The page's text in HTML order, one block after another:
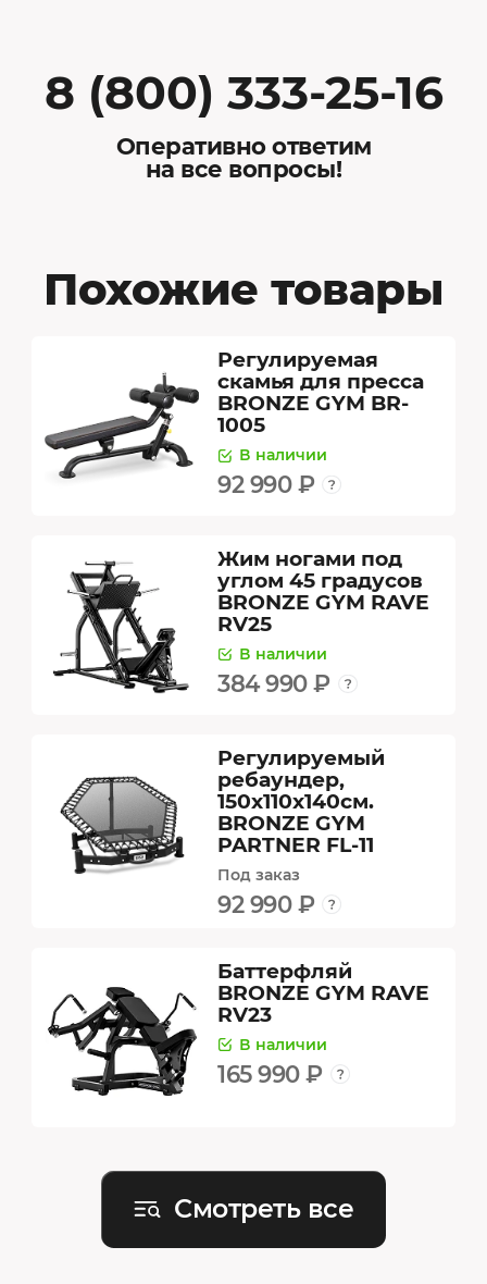
8 (800) 333-25-16
Оперативно ответим
на все вопросы!
Похожие товары
Регулируемая
скамья для пресса
BRONZE GYM BR-
1005
В наличии
92 990 ₽
Жим ногами под
углом 45 градусов
BRONZE GYM RAVE
RV25
В наличии
384 990 ₽
Регулируемый
ребаундер,
150х110х140см.
BRONZE GYM
PARTNER FL-11
Под заказ
92 990 ₽
Баттерфляй
BRONZE GYM RAVE
RV23
В наличии
165 990 ₽
Смотреть все